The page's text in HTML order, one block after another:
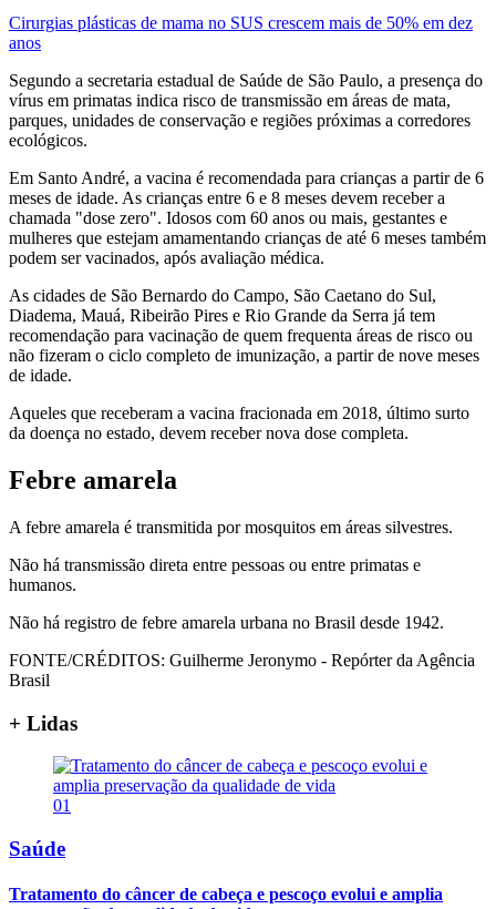
Cirurgias plásticas de mama no SUS crescem mais de 50% em dez
anos
Segundo a secretaria estadual de Saúde de São Paulo, a presença do
vírus em primatas indica risco de transmissão em áreas de mata,
parques, unidades de conservação e regiões próximas a corredores
ecológicos.
Em Santo André, a vacina é recomendada para crianças a partir de 6
meses de idade. As crianças entre 6 e 8 meses devem receber a
chamada "dose zero". Idosos com 60 anos ou mais, gestantes e
mulheres que estejam amamentando crianças de até 6 meses também
podem ser vacinados, após avaliação médica.
As cidades de São Bernardo do Campo, São Caetano do Sul,
Diadema, Mauá, Ribeirão Pires e Rio Grande da Serra já tem
recomendação para vacinação de quem frequenta áreas de risco ou
não fizeram o ciclo completo de imunização, a partir de nove meses
de idade.
Aqueles que receberam a vacina fracionada em 2018, último surto
da doença no estado, devem receber nova dose completa.
Febre amarela
A febre amarela é transmitida por mosquitos em áreas silvestres.
Não há transmissão direta entre pessoas ou entre primatas e
humanos.
Não há registro de febre amarela urbana no Brasil desde 1942.
FONTE/CRÉDITOS: Guilherme Jeronymo - Repórter da Agência
Brasil
+ Lidas
01
Saúde
Tratamento do câncer de cabeça e pescoço evolui e amplia